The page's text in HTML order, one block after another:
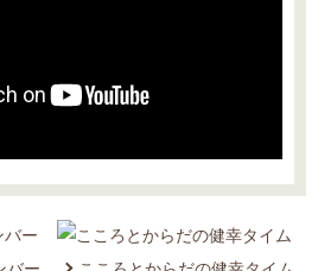
健幸タイム/連載編6月『Vol.266 6月 『喜
れて、喜びにくる』を掲載しました。
しました。
幸タイム/ラジオ番組2024.4.2放送分『老に至